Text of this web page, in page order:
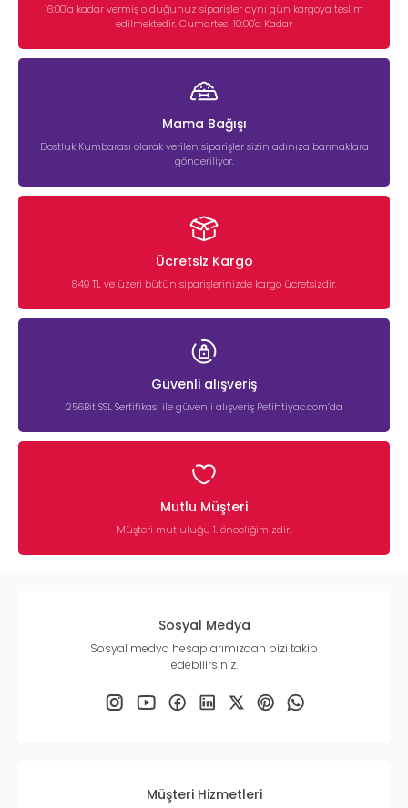
16:00’a kadar vermiş olduğunuz siparişler aynı gün kargoya teslim
edilmektedir. Cumartesi 10:00'a Kadar
Mama Bağışı
Dostluk Kumbarası olarak verilen siparişler sizin adınıza barınaklara
gönderiliyor.
Ücretsiz Kargo
849 TL ve üzeri bütün siparişlerinizde kargo ücretsizdir.
Güvenli alışveriş
256Bit SSL Sertifikası ile güvenli alışveriş Petihtiyac.com’da
Mutlu Müşteri
Müşteri mutluluğu 1. önceliğimizdir.
Sosyal Medya
Sosyal medya hesaplarımızdan bizi takip
edebilirsiniz.
Müşteri Hizmetleri